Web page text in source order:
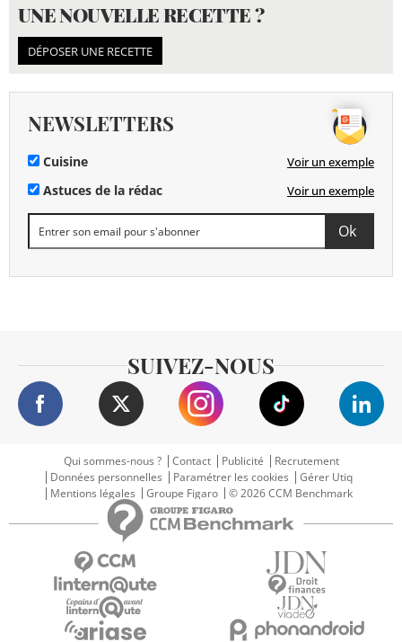
UNE NOUVELLE RECETTE ?
DÉPOSER UNE RECETTE
NEWSLETTERS
Cuisine Voir un exemple
Astuces de la rédac Voir un exemple
SUIVEZ-NOUS
Qui sommes-nous ? Contact Publicité
Recrutement
Données personnelles
Paramétrer les cookies
Gérer Utiq
Mentions légales
Groupe Figaro © 2026 CCM Benchmark